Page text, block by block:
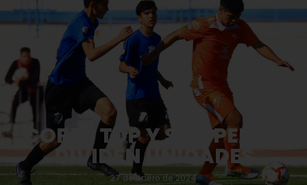
CORRE TDP Y SAN PEDRO
DIVIDEN UNIDADES
27 de enero de 2024